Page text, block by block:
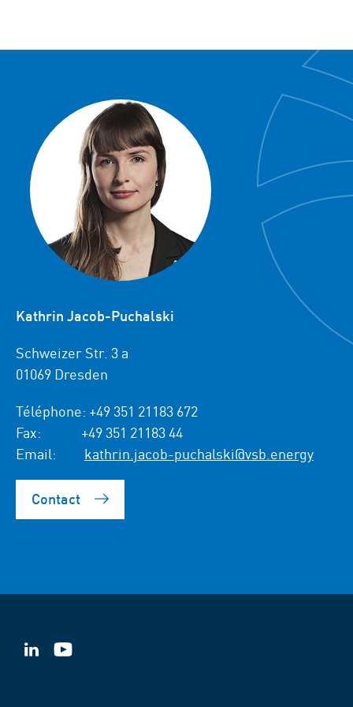
Kathrin Jacob-Puchalski
Schweizer Str. 3 a
01069 Dresden
Téléphone: +49 351 21183 672
Fax:
+49 351 21183 44
Email:
kathrin.jacob-puchalski@vsb.energy
Contact
VSB
VSB